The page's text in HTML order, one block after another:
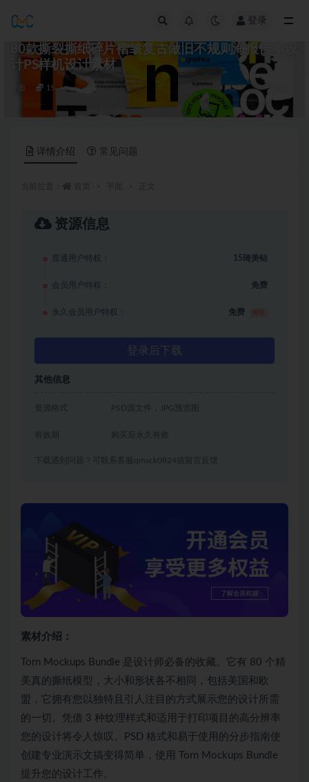
登录
80款撕裂撕纸碎片褶皱复古做旧不规则海报传单设
计PS样机设计素材
平面 15
详情介绍 常见问题
资源信息
普通用户特权： 15琦美钻
会员用户特权： 免费
永久会员用户特权： 免费
登录后下载
其他信息
资源格式 PSD源文件，JPG预览图
有效期 购买后永久有效
下载遇到问题？可联系客服qmsck0824或留言反馈
素材介绍：
Torn Mockups Bundle 是设计师必备的收藏。它有 80 个精
美真的撕纸模型，大小和形状各不相同，包括美国和欧
盟，它拥有您以独特且引人注目的方式展示您的设计所需
的一切。凭借 3 种纹理样式和适用于打印项目的高分辨率
您的设计将令人惊叹。PSD 格式和易于使用的分步指南使
创建专业演示文搞变得简单，使用 Torn Mockups Bundle
提升您的设计工作。